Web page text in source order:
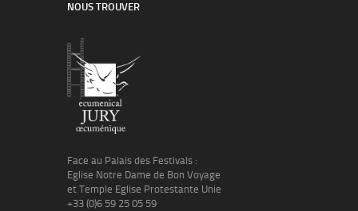
NOUS TROUVER
Face au Palais des Festivals :
Eglise Notre Dame de Bon Voyage
et Temple Eglise Protestante Unie
+33 (0)6 59 25 05 59